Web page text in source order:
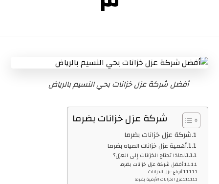
أفضل شركة عزل خزانات بحي النسيم بالرياض
شركة عزل خزانات بضرما
أهمية عزل خزانات المياه بضرما
لماذا تحتاج الخزانات إلى العزل؟
أفضل شركة عزل خزانات بضرما
أنواع عزل الخزانات
عزل الخزانات الأرضية بضرما